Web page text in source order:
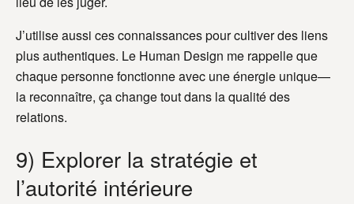
J’utilise aussi ces connaissances pour cultiver des liens
plus authentiques. Le Human Design me rappelle que
chaque personne fonctionne avec une énergie unique—
la reconnaître, ça change tout dans la qualité des
relations.
9) Explorer la stratégie et
l’autorité intérieure